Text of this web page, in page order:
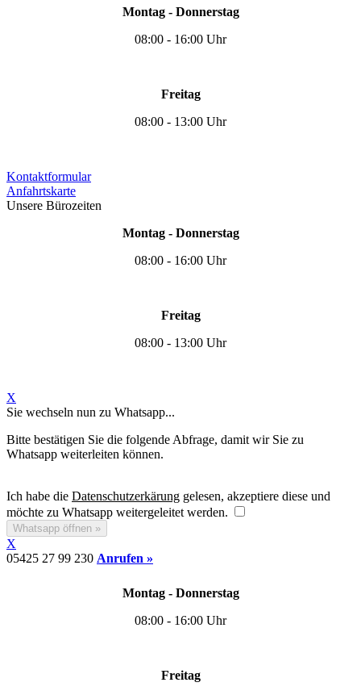
Montag - Donnerstag
08:00 - 16:00 Uhr
Freitag
08:00 - 13:00 Uhr
Kontaktformular
Anfahrtskarte
Unsere Bürozeiten
Montag - Donnerstag
08:00 - 16:00 Uhr
Freitag
08:00 - 13:00 Uhr
X
Sie wechseln nun zu Whatsapp...
Bitte bestätigen Sie die folgende Abfrage, damit wir Sie zu
Whatsapp weiterleiten können.
Ich habe die Datenschutzerkärung gelesen, akzeptiere diese und
möchte zu Whatsapp weitergeleitet werden.
Whatsapp öffnen »
X
05425 27 99 230 Anrufen »
Montag - Donnerstag
08:00 - 16:00 Uhr
Freitag